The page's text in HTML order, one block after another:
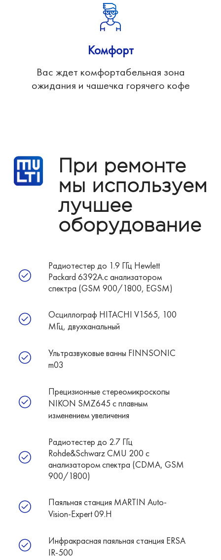
Комфорт
Вас ждет комфортабельная зона
ожидания и чашечка горячего кофе
При ремонте
мы используем
лучшее
оборудование
Радиотестер до 1.9 ГГц Hewlett
Packard 6392A.с анализатором
спектра (GSM 900/1800, EGSM)
Осциллограф HITACHI V1565, 100
МГц, двухканальный
Ультразвуковые ванны FINNSONIC
m03
Прецизионные стереомикроскопы
NIKON SMZ645 c плавным
изменением увеличения
Радиотестер до 2.7 ГГц
Rohde&Schwarz CMU 200 с
анализатором спектра (CDMA, GSM
900/1800)
Паяльная станция MARTIN Auto-
Vision-Expert 09.H
Инфракрасная паяльная станция ERSA
IR-500